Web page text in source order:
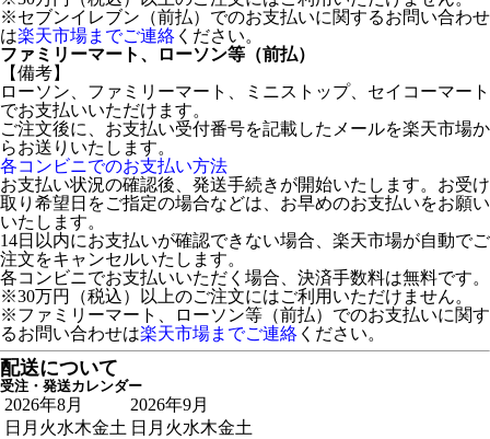
※セブンイレブン（前払）でのお支払いに関するお問い合わせ
は楽天市場までご連絡 ください。
ファミリーマート、ローソン等（前払）
【備考】
ローソン、ファミリーマート、ミニストップ、セイコーマート
でお支払いいただけます。
ご注文後に、お支払い受付番号を記載したメールを楽天市場か
らお送りいたします。
各コンビニでのお支払い方法
お支払い状況の確認後、発送手続きが開始いたします。お受け
取り希望日をご指定の場合などは、お早めのお支払いをお願い
いたします。
14日以内にお支払いが確認できない場合、楽天市場が自動でご
注文をキャンセルいたします。
各コンビニでお支払いいただく場合、決済手数料は無料です。
※30万円（税込）以上のご注文にはご利用いただけません。
※ファミリーマート、ローソン等（前払）でのお支払いに関す
るお問い合わせは楽天市場までご連絡 ください。
配送について
受注・発送カレンダー
2026年8月
日 月 火水木金土
2026年9月
日 月 火水木金土